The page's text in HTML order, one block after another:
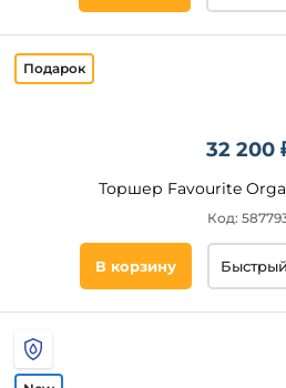
32 200
Торшер Favourite
Код:
В корзину